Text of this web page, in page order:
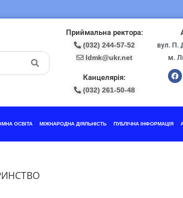
Приймальна ректора:
(032) 244-57-52
ldmk@ukr.net
Канцелярія:
(032) 261-50-48
вул. П.
м.
ОСВІТА МІЖНАРОДНА ДІЯЛЬНІСТЬ ПУБЛІЧНА ІНФОРМАЦІЯ